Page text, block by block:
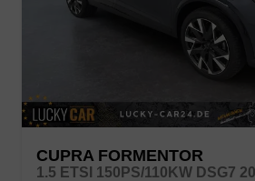
CUPRA FORMENTOR